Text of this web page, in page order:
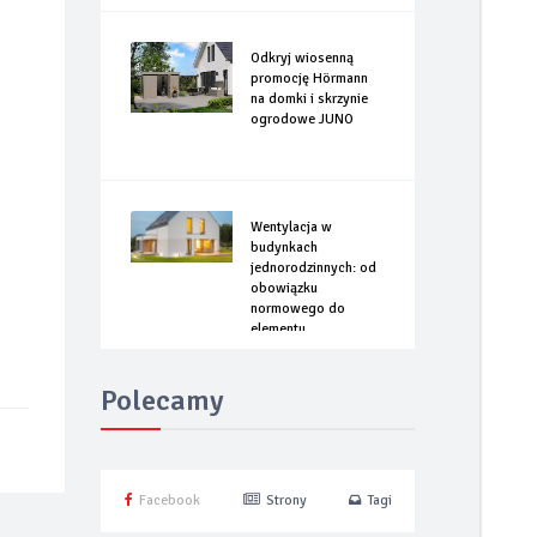
Odkryj wiosenną
promocję Hörmann
na domki i skrzynie
ogrodowe JUNO
Wentylacja w
budynkach
jednorodzinnych: od
obowiązku
normowego do
elementu
Polecamy
Facebook Strony Tagi